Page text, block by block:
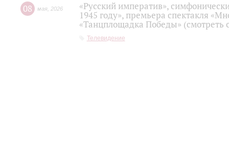
08 мая 2026
«Русский императив»,
1945 году», премьера спектакля
«Танцплощадка Победы»
Телевидение